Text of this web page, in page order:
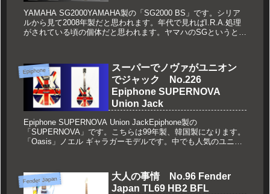
YAMAHA SG2000YAMAHA製の「SG2000 BS」です。シリア
ルから見て2008年製だと思われます。年代で見ればI.R.A.処理
がされている頃の個体だと思われます。ヤマハのSGというと高
Epiphone
スーパーでノヴァがユニオン
でジャック No.226
Epiphone SUPERNOVA
Union Jack
Epiphone SUPERNOVA Union JackEpiphone製の
「SUPERNOVA」です。こちらは99年製、韓国製になります。
「Oasis」ノエル ギャラガーモデルです。中でも人気のユニオ
Fender Japan
大人の事情 No.96 Fender
Japan TL69 HB2 BFL